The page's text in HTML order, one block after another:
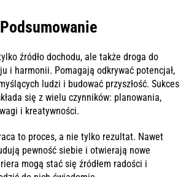
Podsumowanie
źródło dochodu, ale także droga do
i harmonii. Pomagają odkrywać potencjał,
ludzi i budować przyszłość. Sukces
się z wielu czynników: planowania,
i kreatywności.
to proces, a nie tylko rezultat. Nawet
pewność siebie i otwierają nowe
mogą stać się źródłem radości i